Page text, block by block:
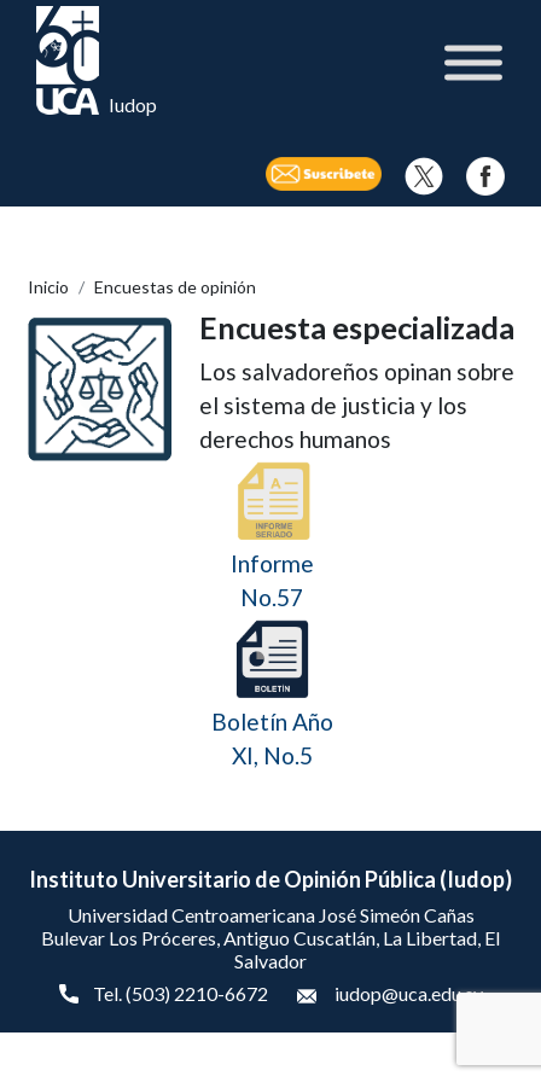
Iudop
Inicio Encuestas de opinión
Encuesta especializada
Los salvadoreños opinan sobre
el sistema de justicia y los
derechos humanos
Informe
No.57
Boletín Año
XI, No.5
Instituto Universitario de Opinión Pública (Iudop)
Universidad Centroamericana José Simeón Cañas
Bulevar Los Próceres, Antiguo Cuscatlán, La Libertad, El
Salvador
Tel. (503) 2210-6672
iudop@uca.edu.sv